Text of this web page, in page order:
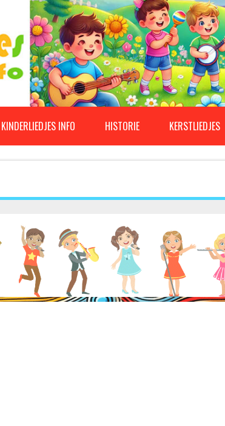
KINDERLIEDJES INFO HISTORIE KERSTLIEDJES